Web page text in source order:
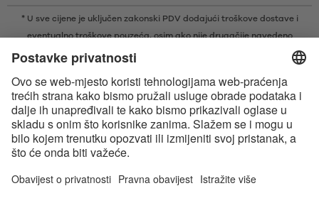
* U sve cijene je uključen zakonski PDV dodajući troškove dostavei
eventualno troškove pouzeća, osim ako nije drugačije navedeno
* Bluetooth® slovni znak i logotipi su registrirani žigovi u vlasništvu tvrtke
Satisfyer GmbH je pod licencom.
Apple, logotip tvrtke Apple i Apple Watch su žigovi tvrtke Apple Inc.
Google Play i logotip Google Play zaštitni su znakovi tvrtke Google LLC.